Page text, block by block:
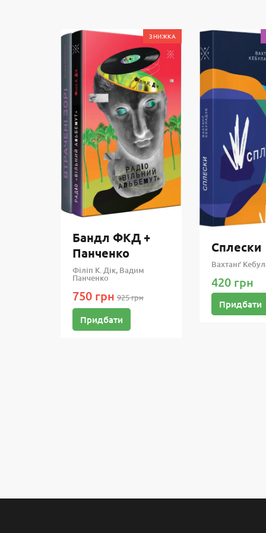
ЗНИЖКА
Бандл ФКД +
Панченко
Філіп К. Дік, Вадим
Панченко
750 грн 925 грн
Придбати
Сплески
Вахтанґ
420 грн
Придбати